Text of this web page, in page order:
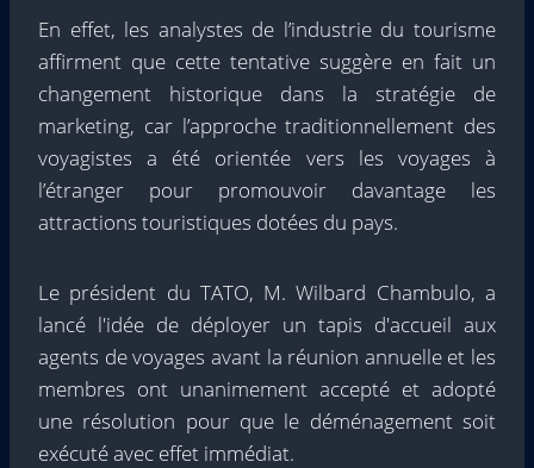
En effet, les analystes de l’industrie du tourisme
affirment que cette tentative suggère en fait un
changement historique dans la stratégie de
marketing, car l’approche traditionnellement des
voyagistes a été orientée vers les voyages à
l’étranger pour promouvoir davantage les
attractions touristiques dotées du pays.
Le président du TATO, M. Wilbard Chambulo, a
lancé l'idée de déployer un tapis d'accueil aux
agents de voyages avant la réunion annuelle et les
membres ont unanimement accepté et adopté
une résolution pour que le déménagement soit
exécuté avec effet immédiat.